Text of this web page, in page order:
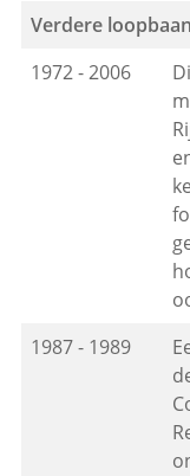
Verdere loopbaan
1972 - 2006
1987 - 1989